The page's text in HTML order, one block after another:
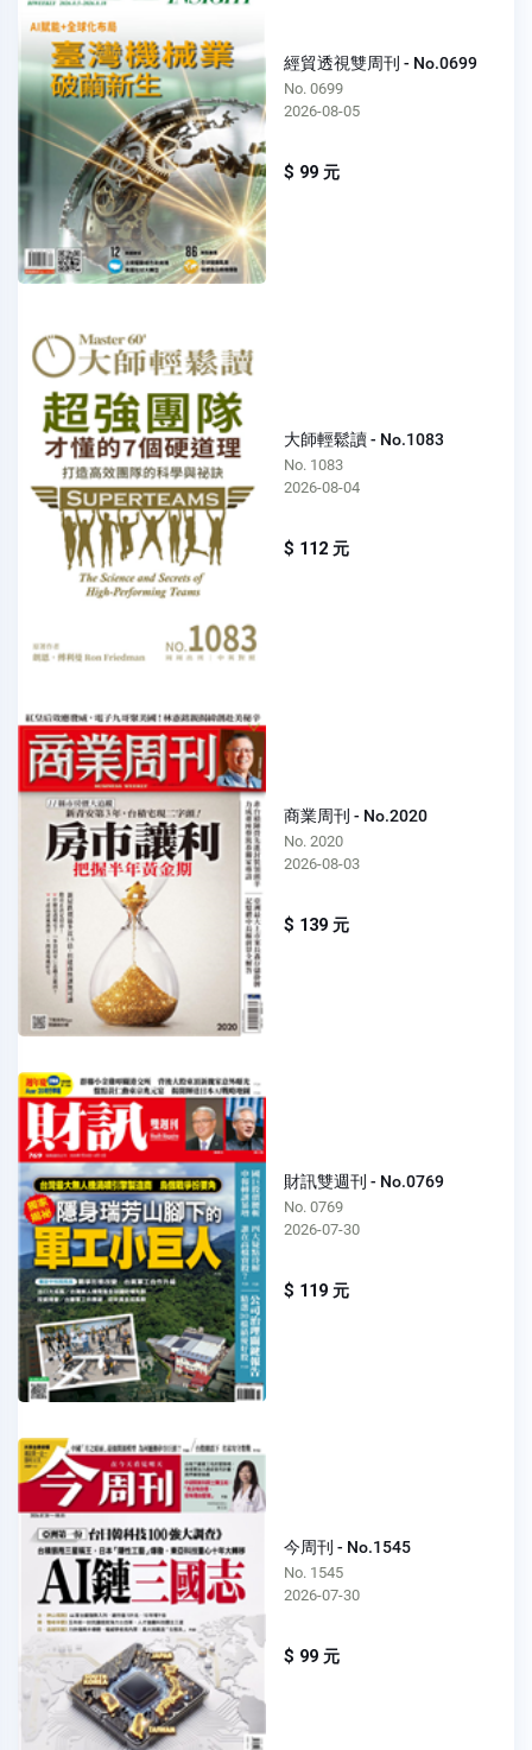
經貿透視雙周刊 - No.0699
No. 0699
2026-08-05
$ 99 元
大師輕鬆讀 - No.1083
No. 1083
2026-08-04
$ 112 元
商業周刊 - No.2020
No. 2020
2026-08-03
$ 139 元
財訊雙週刊 - No.0769
No. 0769
2026-07-30
$ 119 元
今周刊 - No.1545
No. 1545
2026-07-30
$ 99 元